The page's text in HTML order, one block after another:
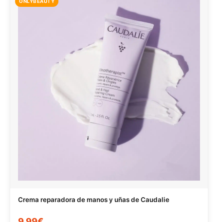
Crema reparadora de manos y uñas de Caudalie